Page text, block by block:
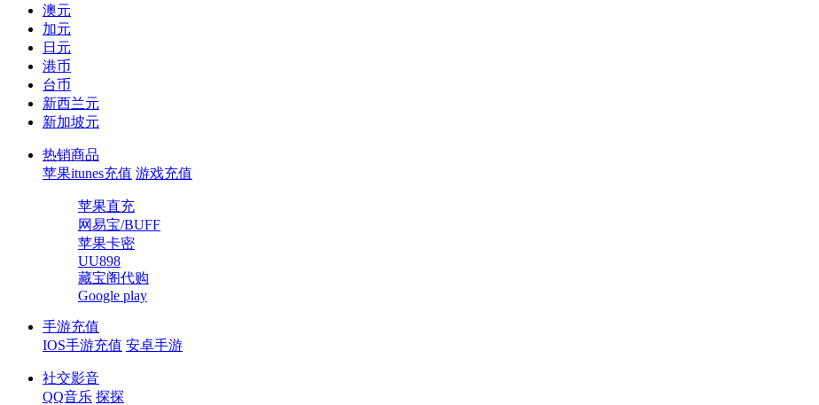
澳元
加元
日元
港币
台币
新西兰元
新加坡元
热销商品
苹果itunes充值 游戏充值
苹果直充
网易宝/BUFF
苹果卡密
UU898
藏宝阁代购
Google play
手游充值
IOS手游充值 安卓手游
社交影音
QQ音乐 探探